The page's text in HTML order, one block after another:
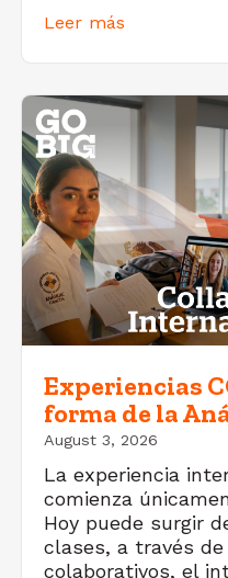
Leer más
Experiencias
forma de la
August 3, 2026
La experiencia
comienza
Hoy puede surgir
clases, a través
colaborativos, el